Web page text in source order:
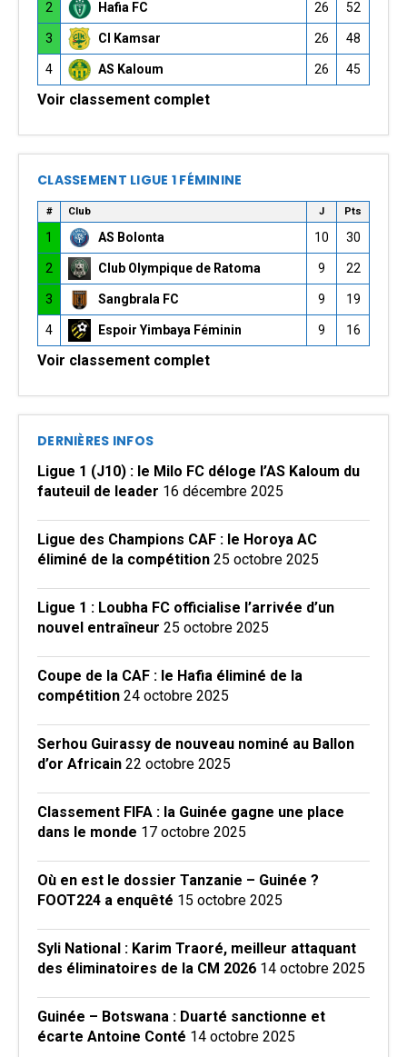
2 Hafia FC 26 52
3 CI Kamsar 26 48
4 AS Kaloum 26 45
Voir classement complet
CLASSEMENT LIGUE 1 FÉMININE
# Club J Pts
1 AS Bolonta 10 30
2 Club Olympique de Ratoma 9 22
3 Sangbrala FC 9 19
4 Espoir Yimbaya Féminin 9 16
Voir classement complet
DERNIÈRES INFOS
Ligue 1 (J10) : le Milo FC déloge l’AS Kaloum du
fauteuil de leader 16 décembre 2025
Ligue des Champions CAF : le Horoya AC
éliminé de la compétition 25 octobre 2025
Ligue 1 : Loubha FC officialise l’arrivée d’un
nouvel entraîneur 25 octobre 2025
Coupe de la CAF : le Hafia éliminé de la
compétition 24 octobre 2025
Serhou Guirassy de nouveau nominé au Ballon
d’or Africain 22 octobre 2025
Classement FIFA : la Guinée gagne une place
dans le monde 17 octobre 2025
Où en est le dossier Tanzanie – Guinée ?
FOOT224 a enquêté 15 octobre 2025
Syli National : Karim Traoré, meilleur attaquant
des éliminatoires de la CM 2026 14 octobre 2025
Guinée – Botswana : Duarté sanctionne et
écarte Antoine Conté 14 octobre 2025